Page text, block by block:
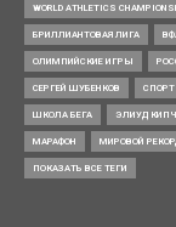
WORLD ATHLETICS
БРИЛЛИАНТОВАЯ ЛИГА
ОЛИМПИЙСКИЕ ИГРЫ
СЕРГЕЙ ШУБЕНКОВ СПОРТ
ШКОЛА БЕГА ЭЛИУД
МАРАФОН МИРОВОЙ
ПОКАЗАТЬ ВСЕ ТЕГИ